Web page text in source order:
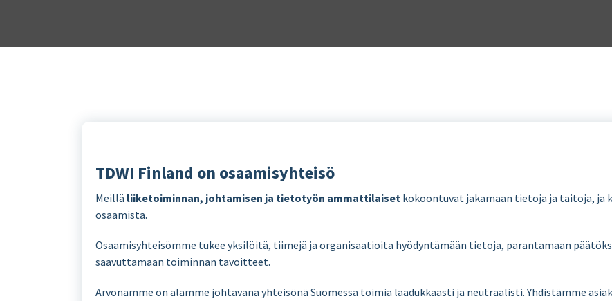
TDWI Finland on osaamisyhteisö
Meillä liiketoiminnan, johtamisen ja tietotyön ammattilaiset kokoontuvat jakamaan tietoja ja taitoja, ja
osaamista.
Osaamisyhteisömme tukee yksilöitä, tiimejä ja organisaatioita hyödyntämään tietoja, parantamaan
saavuttamaan toiminnan tavoitteet.
Arvonamme on alamme johtavana yhteisönä Suomessa toimia laadukkaasti ja neutraalisti. Yhdistämme